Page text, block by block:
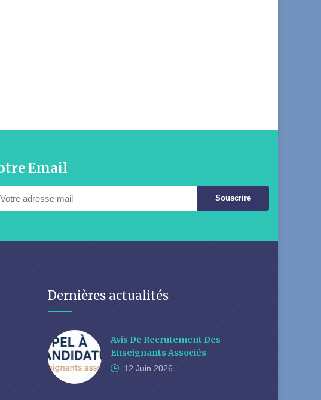
Email
Souscrire
Dernières actualités
Avis De Recrutement Des
Enseignants Associés
12 Juin 2026